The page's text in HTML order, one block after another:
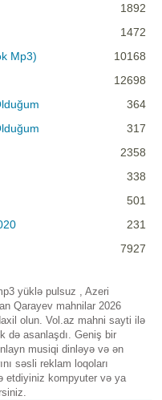
1892
1472
Mp3)
10168
12698
364
317
2358
338
501
231
7927
yüklə pulsuz , Azeri
Qarayev mahnilar 2026
olun. Vol.az mahni sayti ilə
də asanlaşdı. Geniş bir
musiqi dinləyə və ən
səsli reklam loqoları
etdiyiniz kompyuter və ya